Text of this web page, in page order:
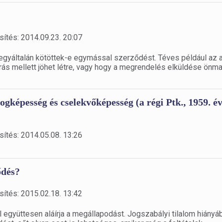
2014.09.23. 20:07
kötöttek-e egymással szerződést. Téves például az
mellett jöhet létre, vagy hogy a megrendelés elküldése
és cselekvőképesség (a régi Ptk., 1959.
2014.05.08. 13:26
2015.02.18. 13:42
aláírja a megállapodást. Jogszabályi tilalom